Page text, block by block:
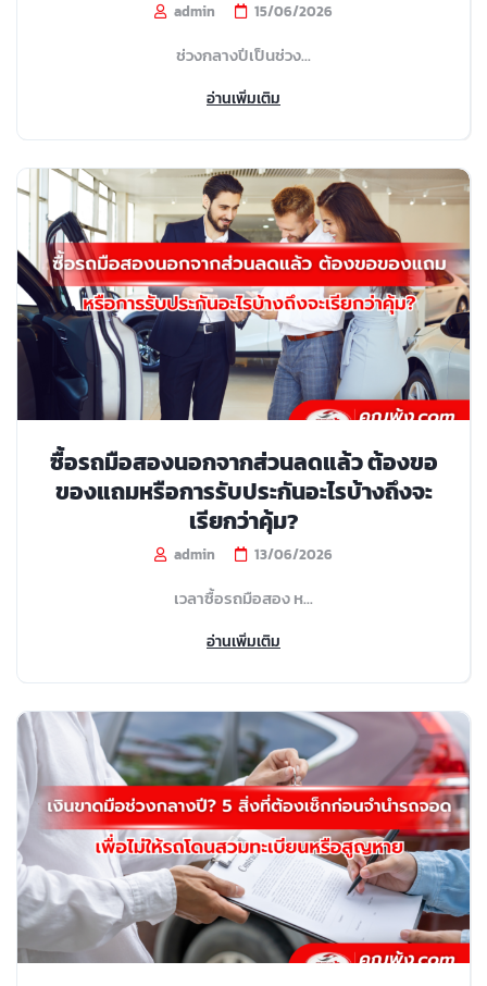
admin 15/06/2026
ช่วงกลางปีเป็นช่วง...
อ่านเพิ่มเติม
ซื้อรถมือสองนอกจากส่วนลดแล้ว ต้องขอ
ของแถมหรือการรับประกันอะไรบ้างถึงจะ
เรียกว่าคุ้ม?
admin 13/06/2026
เวลาซื้อรถมือสอง ห...
อ่านเพิ่มเติม